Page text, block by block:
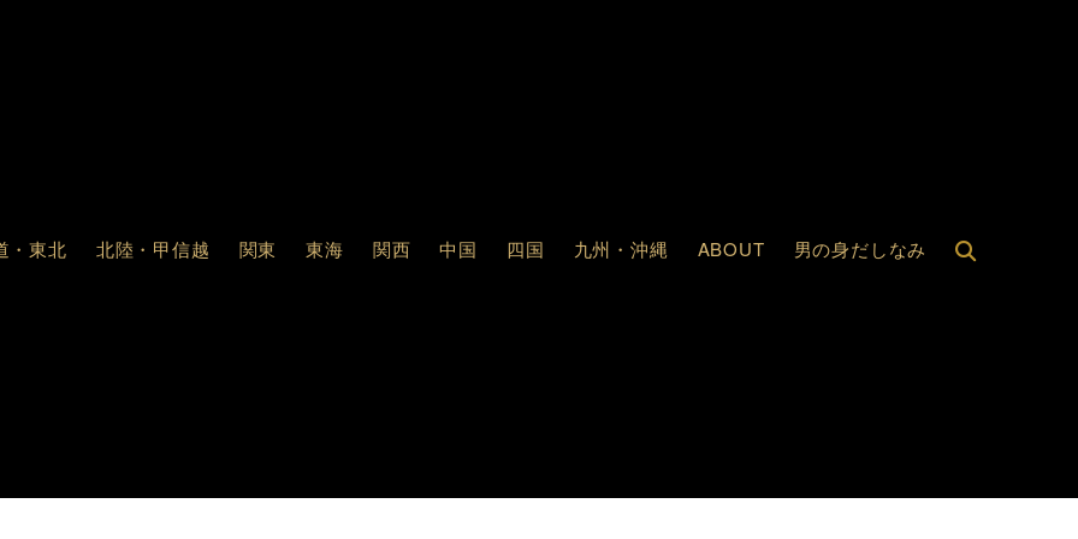
・東北 北陸・甲信越 関東 東海 関西 中国 四国 九州・沖縄 ABOUT 男の身だしなみ